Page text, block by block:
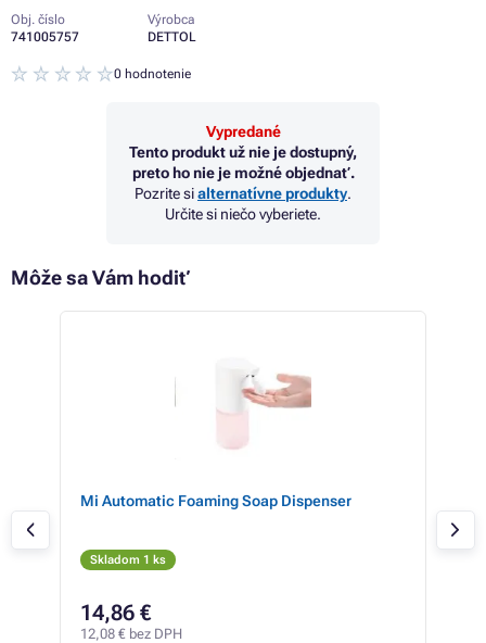
Obj. číslo
741005757
Výrobca
DETTOL
0 hodnotenie
Vypredané
Tento produkt už nie je dostupný,
preto ho nie je možné objednať.
Pozrite sialternatívne produkty.
Určite si niečo vyberiete.
Môže sa Vám hodiť
Mi Automatic Foaming Soap Dispenser
Skladom 1 ks
14,86 €
12,08 € bez DPH